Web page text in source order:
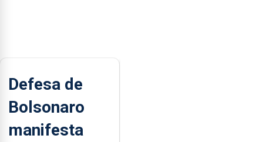
Defesa de
Bolsonaro
manifesta